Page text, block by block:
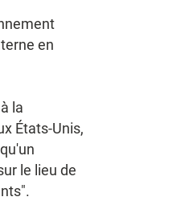
en
la
États-Unis,
le lieu de